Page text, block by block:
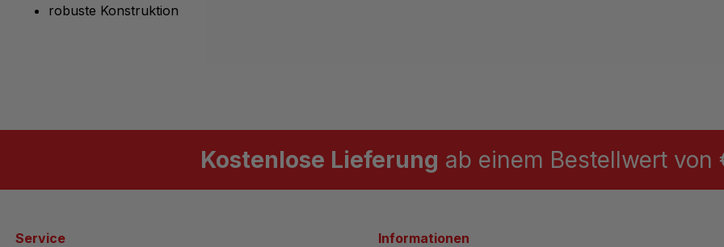
robuste Konstruktion
Kostenlose Lieferung ab einem Bestellwert von
Service Informationen